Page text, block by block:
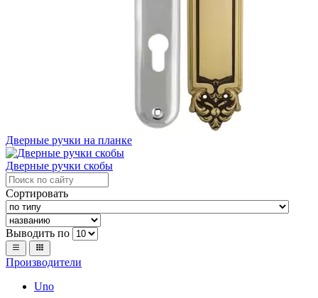
Дверные ручки на планке
Дверные ручки скобы
Сортировать
Выводить по
Производители
Uno